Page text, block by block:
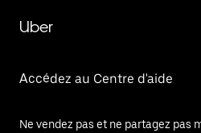
Uber
Accédez au Centre d'aide
Ne vendez pas et ne partagez pas